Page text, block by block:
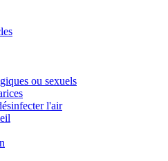
ou sexuels
l'air